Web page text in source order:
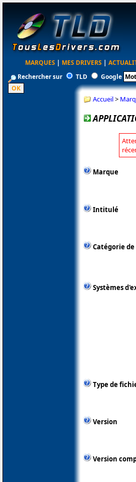
MARQUES | MES DRIVERS |
Rechercher sur
TLD Google
Accueil>
Marque
Intitulé
Catégorie
Systèmes
Type de
Version
Version